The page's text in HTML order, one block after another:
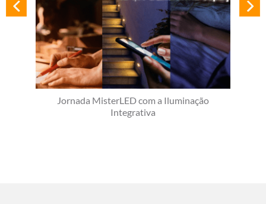
Jornada MisterLED com a Iluminação
Integrativa